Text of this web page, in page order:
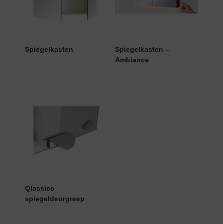
Spiegelkasten
Spiegelkasten –
Ambiance
Qlassics
spiegeldeurgreep